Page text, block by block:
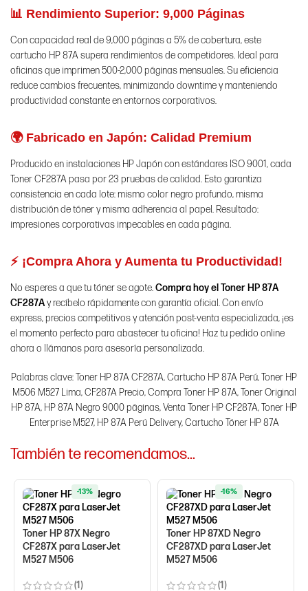
📊 Rendimiento Superior: 9,000 Páginas
Con capacidad real de 9,000 páginas a 5% de cobertura, este
cartucho HP 87A supera rendimientos de competidores. Ideal para
oficinas que imprimen 500-2,000 páginas mensuales. Su eficiencia
reduce cambios frecuentes, minimizando downtime y manteniendo
productividad constante en entornos corporativos.
🌍 Fabricado en Japón: Calidad Premium
Producido en instalaciones HP Japón con estándares ISO 9001, cada
Toner CF287A pasa por 23 pruebas de calidad. Esto garantiza
consistencia en cada lote: mismo color negro profundo, misma
distribución de tóner y misma adherencia al papel. Resultado:
impresiones corporativas impecables en cada página.
⚡ ¡Compra Ahora y Aumenta tu Productividad!
No esperes a que tu tóner se agote.Compra hoy el Toner HP 87A
CF287Ay recíbelo rápidamente con garantía oficial. Con envío
express, precios competitivos y atención post-venta especializada, ¡es
el momento perfecto para abastecer tu oficina! Haz tu pedido online
ahora o llámanos para asesoría personalizada.
Palabras clave: Toner HP 87A CF287A, Cartucho HP 87A Perú, Toner HP
M506 M527 Lima, CF287A Precio, Compra Toner HP 87A, Toner Original
HP 87A, HP 87A Negro 9000 páginas, Venta Toner HP CF287A, Toner HP
Enterprise M527, HP 87A Perú Delivery, Cartucho Tóner HP 87A
También te recomendamos…
Toner HP 87X Negro
CF287X para LaserJet
M527 M506
(1)
-13%
Toner HP 87XD Negro
CF287XD para LaserJet
M527 M506
(1)
-16%